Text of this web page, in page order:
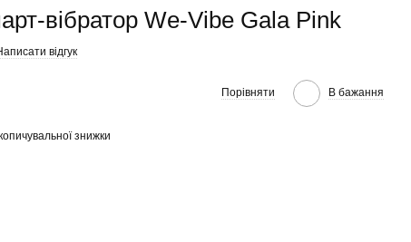
вібратор We-Vibe Gala Pink
відгук
Порівняти В бажання
знижки